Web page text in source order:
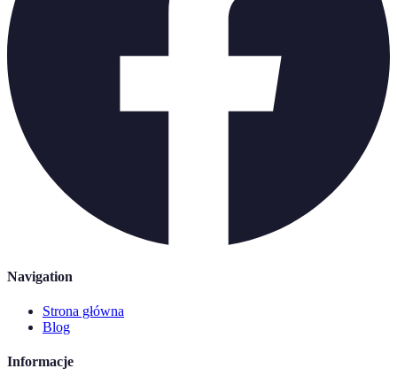
Navigation
Strona główna
Blog
Informacje